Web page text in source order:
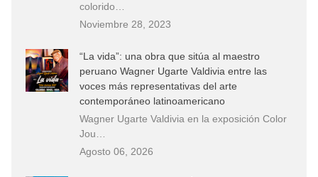
colorido…
Noviembre 28, 2023
“La vida”: una obra que sitúa al maestro
peruano Wagner Ugarte Valdivia entre las
voces más representativas del arte
contemporáneo latinoamericano
Wagner Ugarte Valdivia en la exposición Color
Jou…
Agosto 06, 2026